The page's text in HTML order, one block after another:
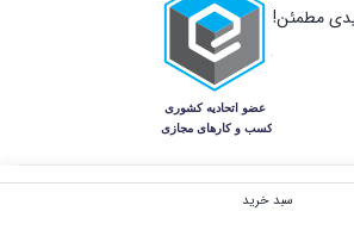
مطمئن!
سبد خرید